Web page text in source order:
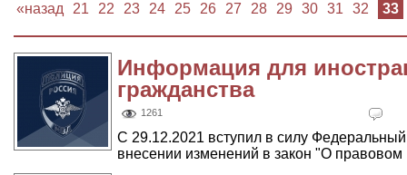
«назад 21 22 23 24 25 26 27 28 29 30 31 32 33
Информация для
гражданства
1261
С 29.12.2021 вступил в силу
внесении изменений в закон "О правовом